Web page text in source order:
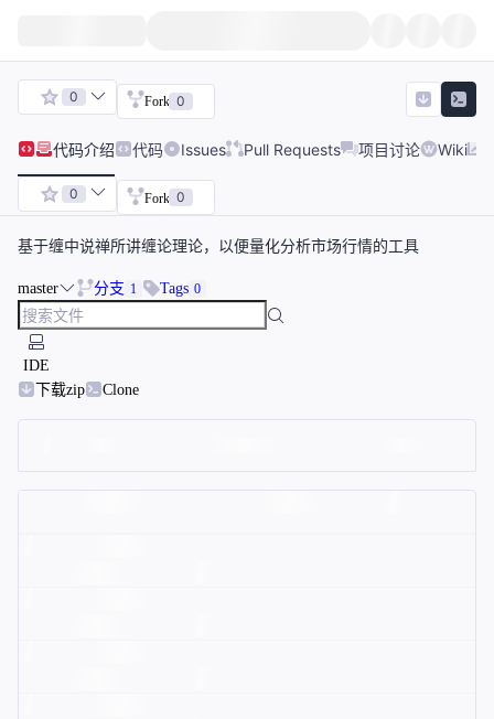
0 Fork 0
代码介绍 代码 Issues Pull Requests 项目讨论 Wiki
0 Fork 0
基于缠中说禅所讲缠论理论，以便量化分析市场行情的工具
master 分支 1 Tags 0
IDE
下载zip
Clone